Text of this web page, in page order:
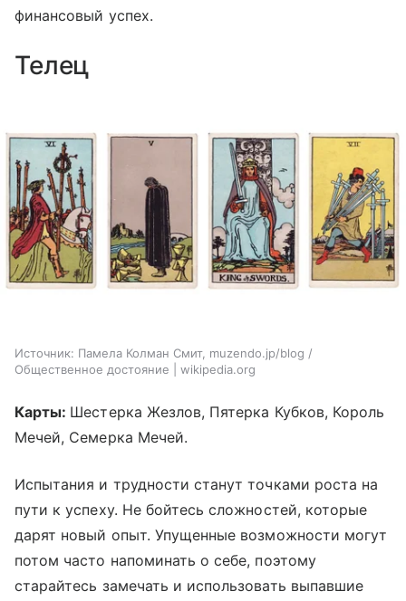
финансовый успех.
Телец
Источник: Памела Колман Смит, muzendo.jp/blog /
Общественное достояние | wikipedia.org
Карты: Шестерка Жезлов, Пятерка Кубков, Король
Мечей, Семерка Мечей.
Испытания и трудности станут точками роста на
пути к успеху. Не бойтесь сложностей, которые
дарят новый опыт. Упущенные возможности могут
потом часто напоминать о себе, поэтому
старайтесь замечать и использовать выпавшие